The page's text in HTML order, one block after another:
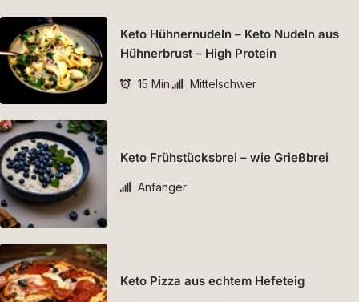
Keto Hühnernudeln – Keto Nudeln aus
Hühnerbrust – High Protein
15 Min. Mittelschwer
Keto Frühstücksbrei – wie Grießbrei
Anfänger
Keto Pizza aus echtem Hefeteig